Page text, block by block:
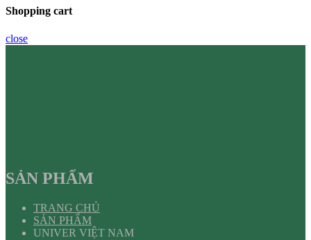
Shopping cart
close
SẢN PHẨM
TRANG CHỦ
SẢN PHẨM
UNIVER VIỆT NAM